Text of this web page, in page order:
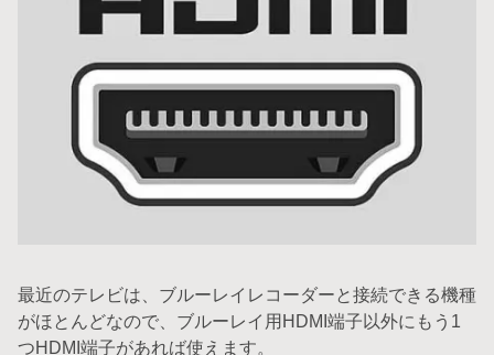
最近のテレビは、ブルーレイレコーダーと接続できる機種
がほとんどなので、ブルーレイ用HDMI端子以外にもう1
つHDMI端子があれば使えます。